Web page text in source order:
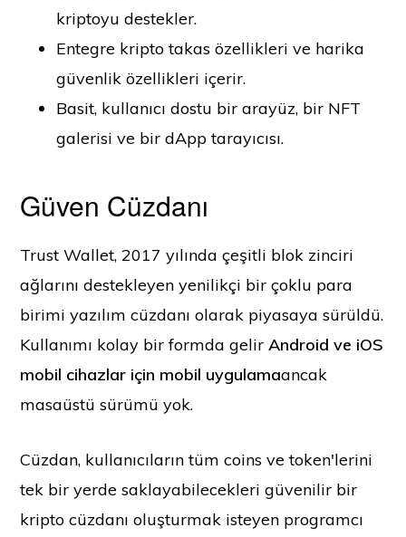
kriptoyu destekler.
Entegre kripto takas özellikleri ve harika
güvenlik özellikleri içerir.
Basit, kullanıcı dostu bir arayüz, bir NFT
galerisi ve bir dApp tarayıcısı.
Güven Cüzdanı
Trust Wallet, 2017 yılında çeşitli blok zinciri
ağlarını destekleyen yenilikçi bir çoklu para
birimi yazılım cüzdanı olarak piyasaya sürüldü.
Kullanımı kolay bir formda gelirAndroid ve iOS
mobil cihazlar için mobil uygulamaancak
masaüstü sürümü yok.
Cüzdan, kullanıcıların tüm coins ve token'lerini
tek bir yerde saklayabilecekleri güvenilir bir
kripto cüzdanı oluşturmak isteyen programcı